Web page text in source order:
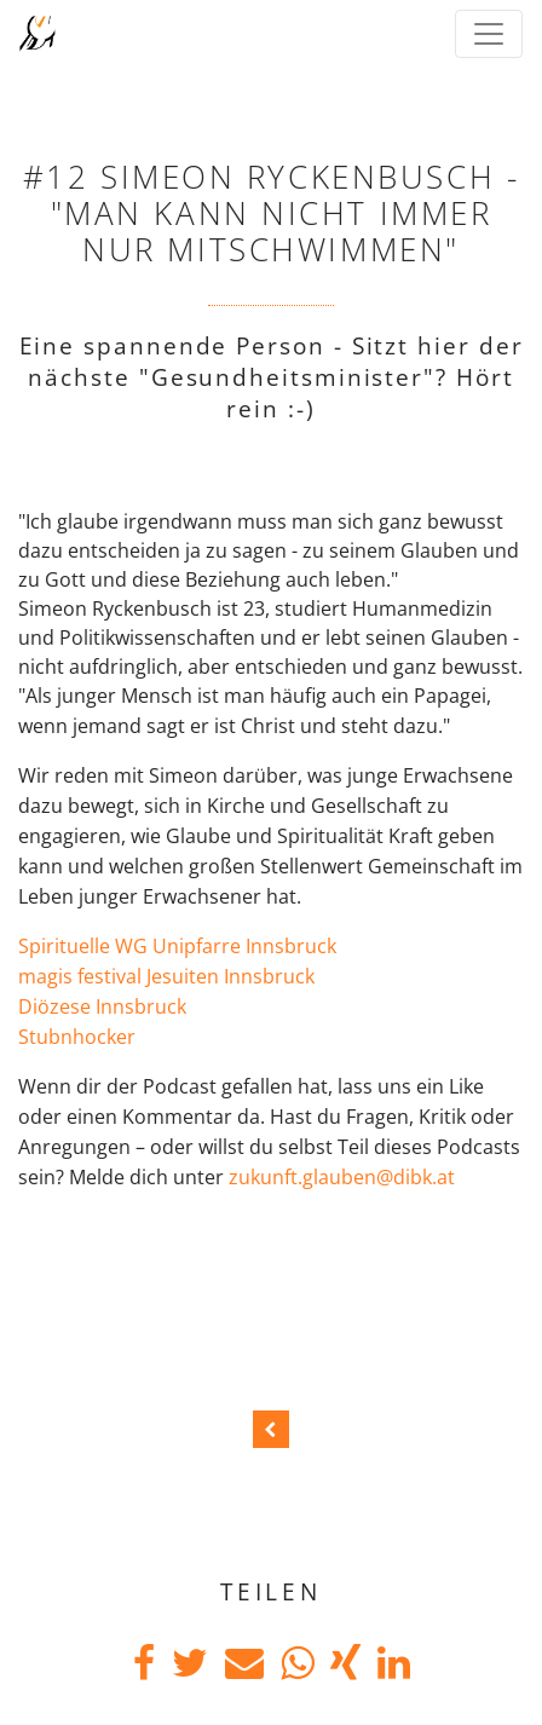
#12 SIMEON RYCKENBUSCH -
"MAN KANN NICHT IMMER
NUR MITSCHWIMMEN"
Eine spannende Person - Sitzt hier der
nächste "Gesundheitsminister"? Hört
rein :-)
"Ich glaube irgendwann muss man sich ganz bewusst
dazu entscheiden ja zu sagen - zu seinem Glauben und
zu Gott und diese Beziehung auch leben."
Simeon Ryckenbusch ist 23, studiert Humanmedizin
und Politikwissenschaften und er lebt seinen Glauben -
nicht aufdringlich, aber entschieden und ganz bewusst.
"Als junger Mensch ist man häufig auch ein Papagei,
wenn jemand sagt er ist Christ und steht dazu."
Wir reden mit Simeon darüber, was junge Erwachsene
dazu bewegt, sich in Kirche und Gesellschaft zu
engagieren, wie Glaube und Spiritualität Kraft geben
kann und welchen großen Stellenwert Gemeinschaft im
Leben junger Erwachsener hat.
⁠Spirituelle WG Unipfarre Innsbruck⁠
⁠magis festival Jesuiten Innsbruck⁠
Diözese Innsbruck⁠⁠
Stubnhocker
Wenn dir der Podcast gefallen hat, lass uns ein Like
oder einen Kommentar da. Hast du Fragen, Kritik oder
Anregungen – oder willst du selbst Teil dieses Podcasts
sein? Melde dich unterzukunft.glauben@dibk.at
TEILEN